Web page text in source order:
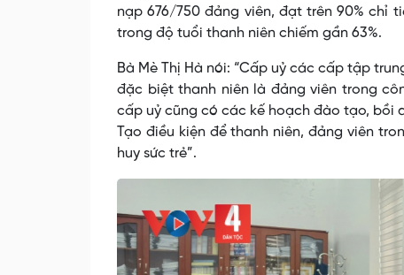
nạp 676/750 đảng viên, đạt trên 90% chỉ
trong độ tuổi thanh niên chiếm gần 63%.
Bà Mè Thị Hà nói: “Cấp uỷ các cấp tập
đặc biệt thanh niên là đảng viên trong
cấp uỷ cũng có các kế hoạch đào tạo, bồi
Tạo điều kiện để thanh niên, đảng viên
huy sức trẻ”.